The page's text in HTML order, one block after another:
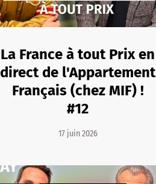
La France à tout Prix en
direct de l'Appartement
Français (chez MIF) !
#12
17 juin 2026